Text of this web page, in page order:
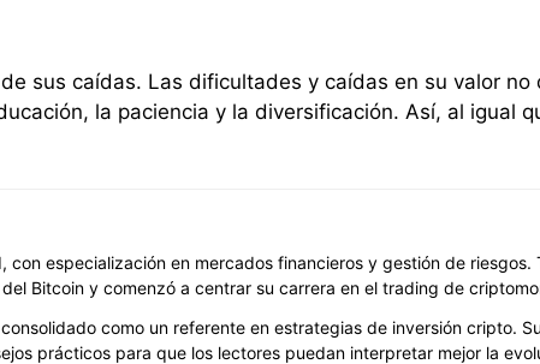
sus caídas. Las dificultades y caídas en su valor
la paciencia y la diversificación. Así, al igual
especialización en mercados financieros y gestión de riesgos.
Bitcoin y comenzó a centrar su carrera en el trading de
como un referente en estrategias de inversión cripto.
prácticos para que los lectores puedan interpretar mejor la